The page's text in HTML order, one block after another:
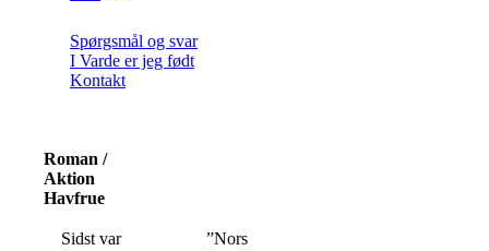
Spørgsmål og svar
I Varde er jeg født
Kontakt
Roman /
Aktion
Havfrue
Sidst var
”Nors